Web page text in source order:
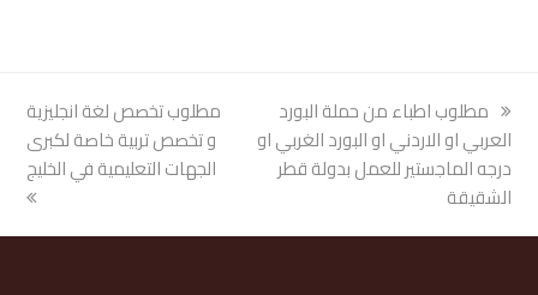
previous
post:
مطلوب اطباء من حملة البورد
العربي او الاردني او البورد الغربي او
درجه الماجستير للعمل بدولة قطر
الشقيقة
next
post:
مطلوب تخصص لغة انجليزية
و تخصص تربية خاصة لكبرى
الجهات التعليمية في الخليج